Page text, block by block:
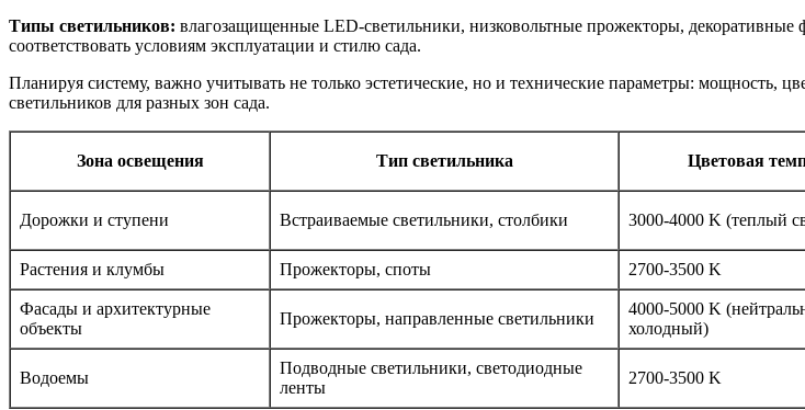
Типы светильников: влагозащищенные LED-светильники, низковольтные прожекторы,
соответствовать условиям эксплуатации и стилю сада.
Планируя систему, важно учитывать не только эстетические, но и технические параметры: мощность,
светильников для разных зон сада.
Зона освещения Тип светильника Цветовая
Дорожки и ступени Встраиваемые светильники, столбики 3000-4000 K (теплый
Растения и клумбы Прожекторы, споты 2700-3500 K
Фасады и архитектурные
объекты
Прожекторы, направленные светильники
4000-5000 K
холодный)
Водоемы
Подводные светильники, светодиодные
ленты
2700-3500 K